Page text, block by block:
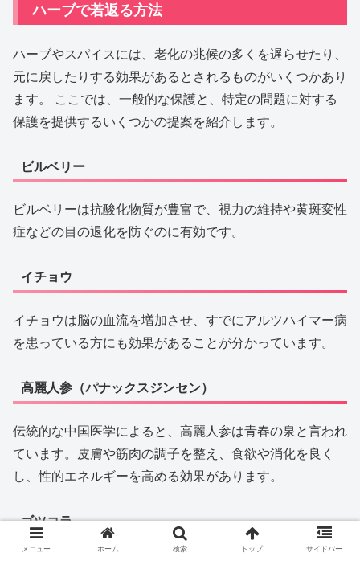
ハーブで若返る方法
ハーブやスパイスには、老化の兆候の多くを遅らせたり、
元に戻したりする効果があるとされるものがいくつかあり
ます。 ここでは、一般的な保護と、特定の問題に対する
保護を提供するいくつかの提案を紹介します。
ビルベリー
ビルベリーは抗酸化物質が豊富で、視力の維持や黄斑変性
症などの目の退化を防ぐのに有効です。
イチョウ
イチョウは脳の血流を増加させ、すでにアルツハイマー病
を患っている方にも効果があることが分かっています。
高麗人参（パナックスジンセン）
伝統的な中国医学によると、高麗人参は青春の泉と言われ
ています。皮膚や筋肉の調子を整え、食欲や消化を良く
し、性的エネルギーを高める効果があります。
ゴツコラ
メニュー ホーム 検索 トップ サイドバー